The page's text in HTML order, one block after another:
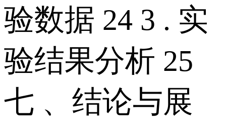
验数据 24 3 . 实
验结果分析 25
七 、结论与展